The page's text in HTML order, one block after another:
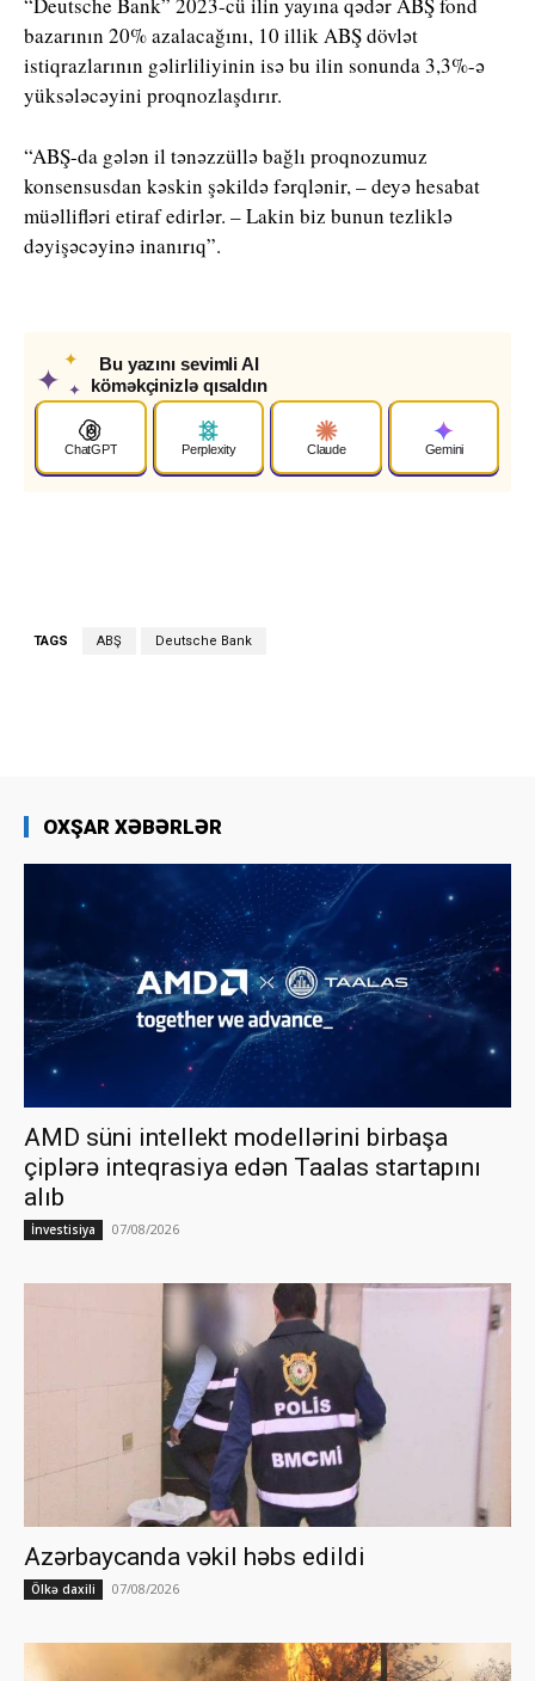
“Deutsche Bank” 2023-cü ilin yayına qədər ABŞ fond
bazarının 20% azalacağını, 10 illik ABŞ dövlət
istiqrazlarının gəlirliliyinin isə bu ilin sonunda 3,3%-ə
yüksələcəyini proqnozlaşdırır.
“ABŞ-da gələn il tənəzzüllə bağlı proqnozumuz
konsensusdan kəskin şəkildə fərqlənir, – deyə hesabat
müəllifləri etiraf edirlər. – Lakin biz bunun tezliklə
dəyişəcəyinə inanırıq”.
✦
✦
✦
Bu yazını sevimli AI
köməkçinizlə qısaldın
ChatGPT Perplexity Claude Gemini
TAGS ABŞ Deutsche Bank
OXŞAR XƏBƏRLƏR
AMD süni intellekt modellərini birbaşa
çiplərə inteqrasiya edən Taalas startapını
alıb
İnvestisiya 07/08/2026
Azərbaycanda vəkil həbs edildi
Ölkə daxili 07/08/2026